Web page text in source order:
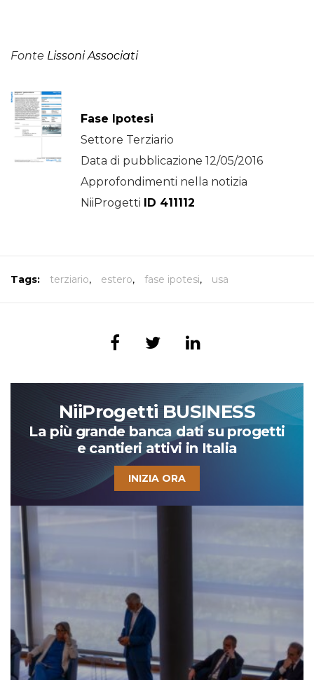
Fonte Lissoni Associati
Fase Ipotesi
Settore Terziario
Data di pubblicazione 12/05/2016
Approfondimenti nella notizia
NiiProgetti ID 411112
Tags: terziario, estero, fase ipotesi, usa
NiiProgetti BUSINESS
La più grande banca dati su progetti
e cantieri attivi in Italia
INIZIA ORA